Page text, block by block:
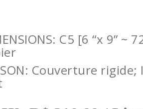
C5 [6 “x 9”
Couverture